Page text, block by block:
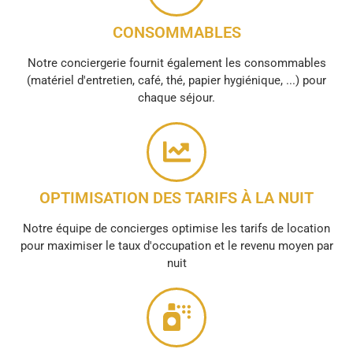
CONSOMMABLES
Notre conciergerie fournit également les consommables
(matériel d'entretien, café, thé, papier hygiénique, ...) pour
chaque séjour.
OPTIMISATION DES TARIFS À LA NUIT
Notre équipe de concierges optimise les tarifs de location
pour maximiser le taux d'occupation et le revenu moyen par
nuit